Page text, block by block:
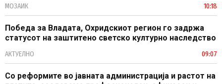
МОЗАИК 10:18
Победа за Владата, Охридскиот регион го задржа
статусот на заштитено светско културно наследство
АКТУЕЛНО 09:07
Со реформите во јавната администрација и растот на